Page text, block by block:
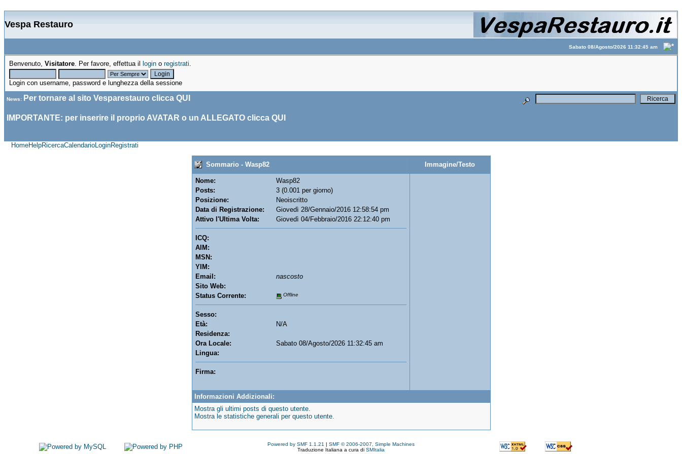
Vespa Restauro
Sabato 08/Agosto/2026 11:32:45 am
Benvenuto, Visitatore. Per favore, effettua il login o registrati.
Login con username, password e lunghezza della sessione
News: Per tornare al sito Vesparestauro clicca QUI
IMPORTANTE: per inserire il proprio AVATAR o un ALLEGATO clicca QUI
HomeHelpRicercaCalendarioLoginRegistrati
Sommario - Wasp82 Immagine/Testo
Nome:
Wasp82
Posts:
3 (0.001 per giorno)
Posizione:
Neoiscritto
Data di Registrazione:
Giovedì 28/Gennaio/2016 12:58:54 pm
Attivo l'Ultima Volta:
Giovedì 04/Febbraio/2016 22:12:40 pm
ICQ:
AIM:
MSN:
YIM:
Email:
nascosto
Sito Web:
Status Corrente:
Offline
Sesso:
Età:
N/A
Residenza:
Ora Locale:
Sabato 08/Agosto/2026 11:32:45 am
Lingua:
Firma:
Informazioni Addizionali:
Mostra gli ultimi posts di questo utente.
Mostra le statistiche generali per questo utente.
Powered by SMF 1.1.21 | SMF © 2006-2007, Simple Machines
Traduzione Italiana a cura di SMItalia